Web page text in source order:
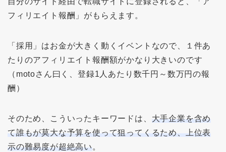
フィリエイト報酬」がもらえます。
「採用」はお金が大きく動くイベントなので、１件あ
たりのアフィリエイト報酬額がかなり大きいのです
（motoさん曰く、登録1人あたり数千円～数万円の報
酬）
そのため、こういったキーワードは、 大手企業を含め
て誰もが莫大な予算を使って狙ってくるため、上位表
示の難易度が超絶高い。